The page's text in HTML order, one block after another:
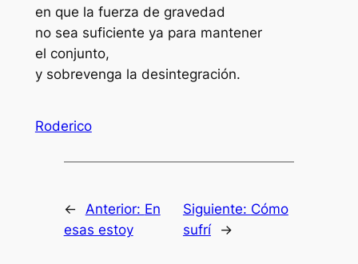
en que la fuerza de gravedad
no sea suficiente ya para mantener
el conjunto,
y sobrevenga la desintegración.
Roderico
← Anterior: En
esas estoy
Siguiente: Cómo
sufrí
→